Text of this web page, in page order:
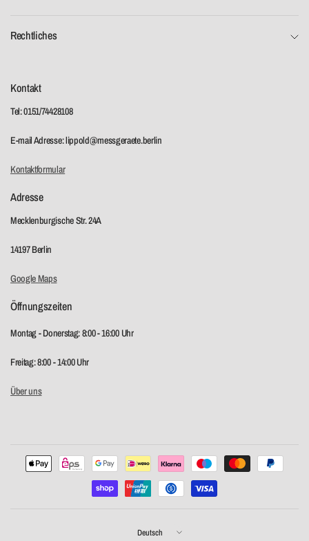
Rechtliches
Kontakt
Tel: 0151/74428108
E-mail Adresse: lippold@messgeraete.berlin
Kontaktformular
Adresse
Mecklenburgische Str. 24A
14197 Berlin
Google Maps
Öffnungszeiten
Montag - Donerstag: 8:00 - 16:00 Uhr
Freitag: 8:00 - 14:00 Uhr
Über uns
Land/Region